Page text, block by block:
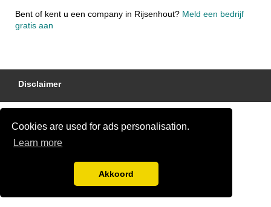
Cookies are used for ads personalisation.
Learn more
Akkoord
Bent of kent u een company in Rijsenhout? Meld een bedrijf
gratis aan
Disclaimer